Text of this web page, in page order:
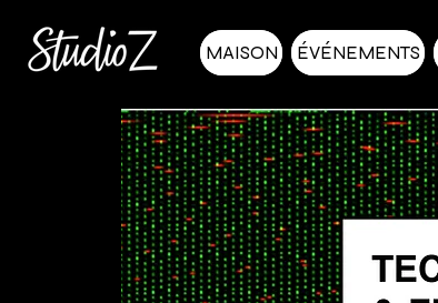
MAISON ÉVÉNEMENTS